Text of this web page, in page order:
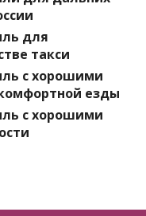
для
такси
с хорошими
езды
с хорошими